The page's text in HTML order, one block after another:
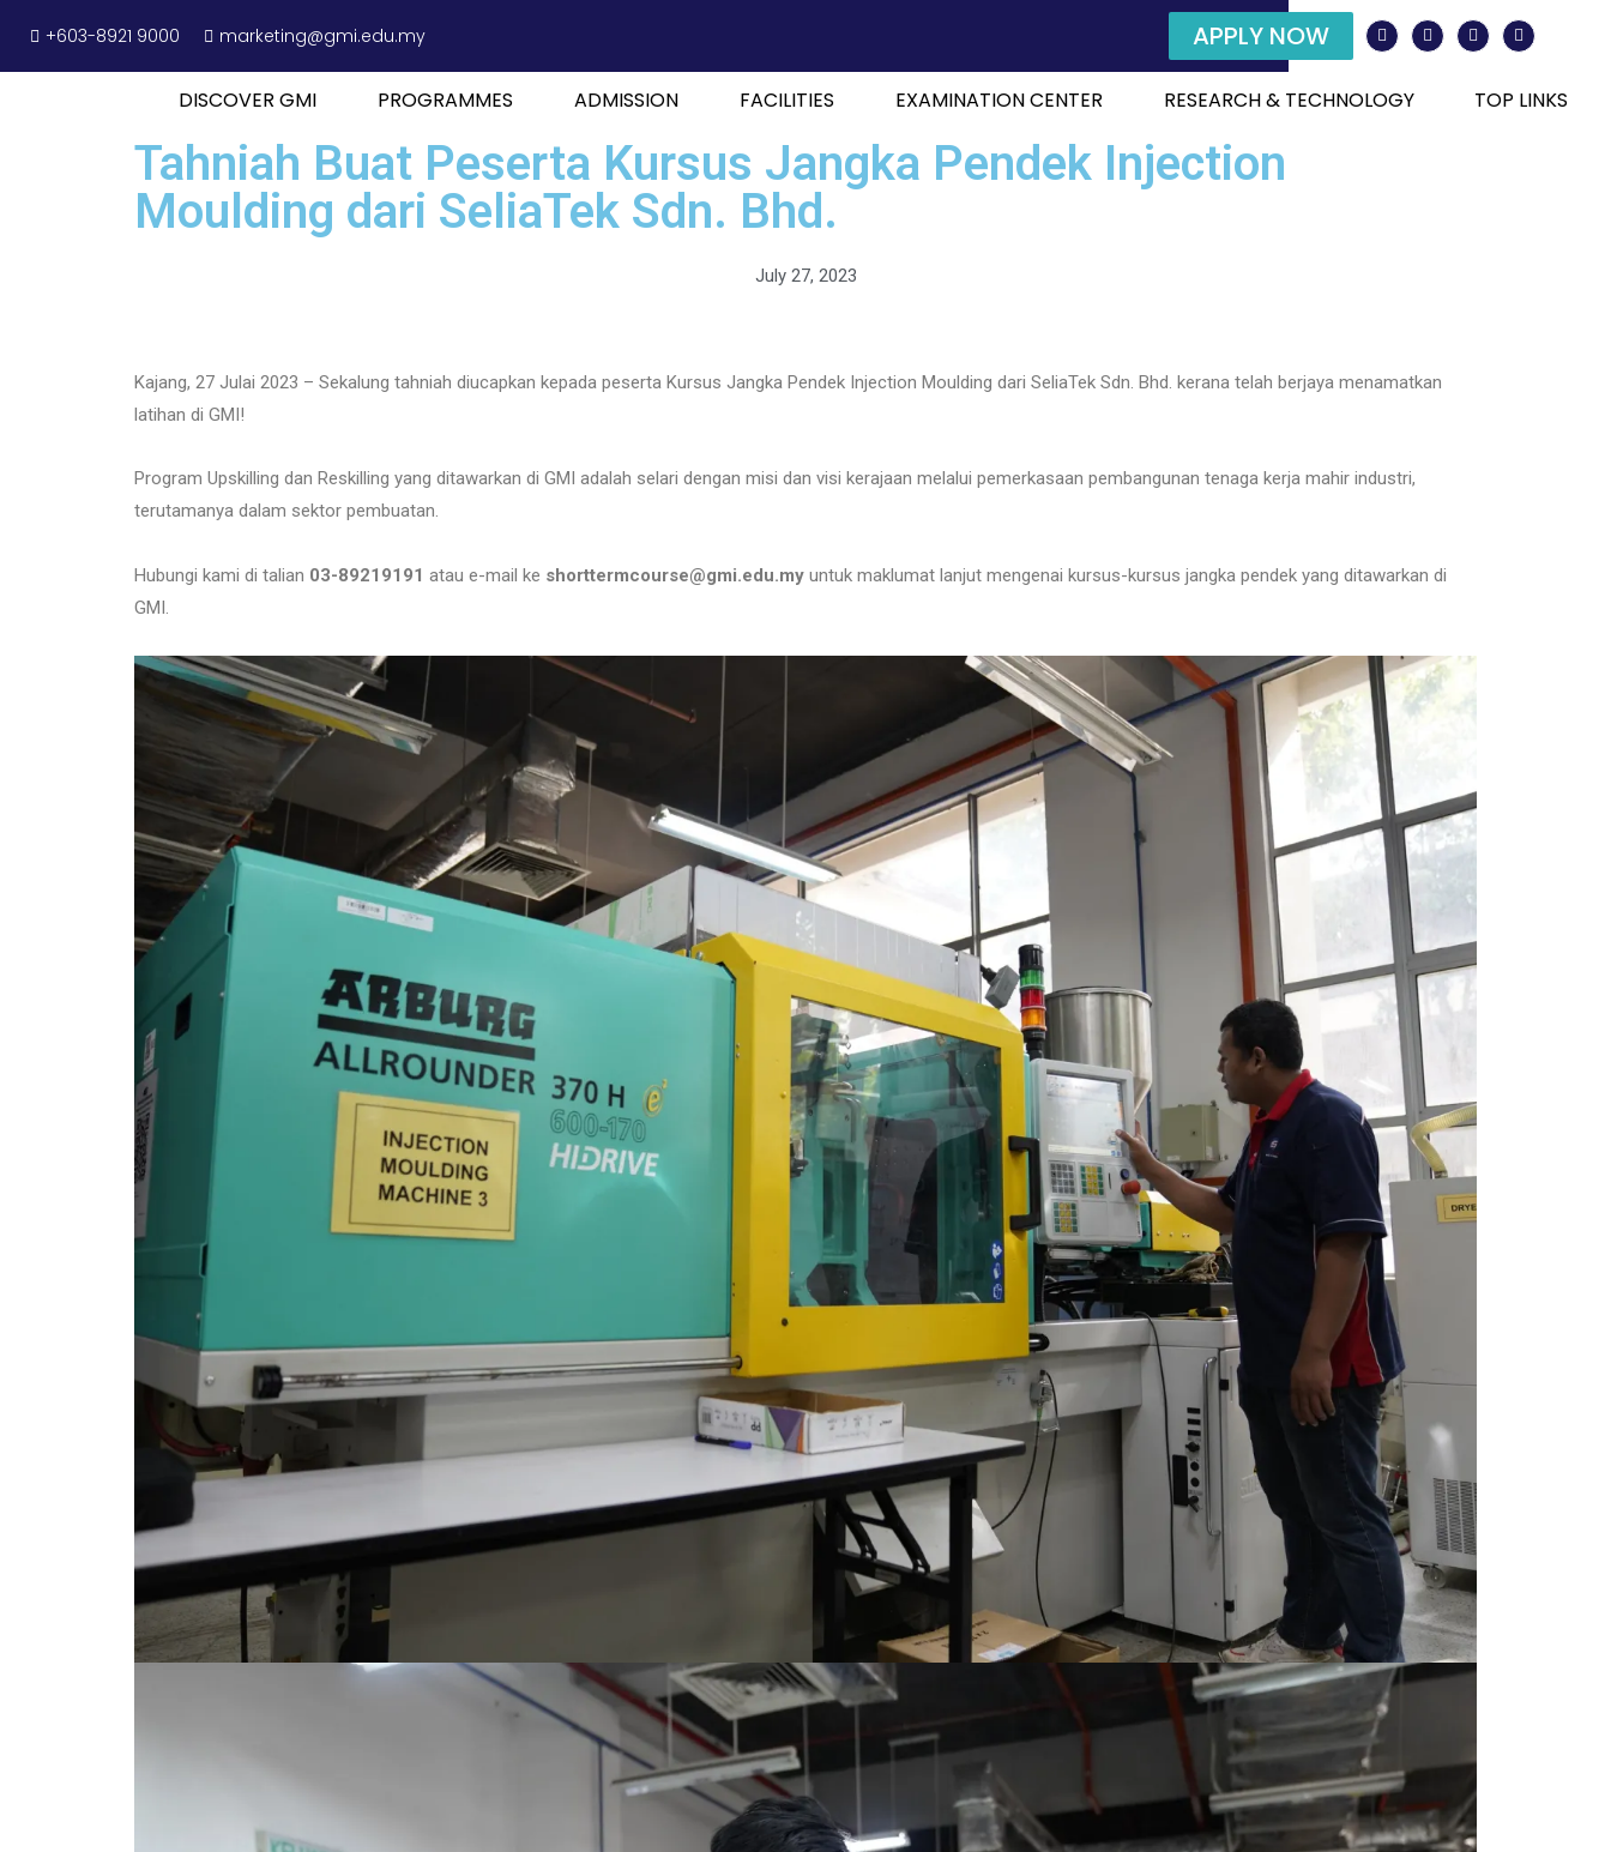
+603-8921 9000 marketing@gmi.edu.my APPLY NOW
DISCOVER GMI PROGRAMMES ADMISSION FACILITIES EXAMINATION CENTER RESEARCH & TECHNOLOGY TOP LINKS
Tahniah Buat Peserta Kursus Jangka Pendek Injection
Moulding dari SeliaTek Sdn. Bhd.
July 27, 2023
Kajang, 27 Julai 2023 – Sekalung tahniah diucapkan kepada peserta Kursus Jangka Pendek Injection Moulding dari SeliaTek Sdn. Bhd. kerana telah berjaya menamatkan
latihan di GMI!
Program Upskilling dan Reskilling yang ditawarkan di GMI adalah selari dengan misi dan visi kerajaan melalui pemerkasaan pembangunan tenaga kerja mahir industri,
terutamanya dalam sektor pembuatan.
Hubungi kami di talian 03-89219191 atau e-mail ke shorttermcourse@gmi.edu.my untuk maklumat lanjut mengenai kursus-kursus jangka pendek yang ditawarkan di
GMI.